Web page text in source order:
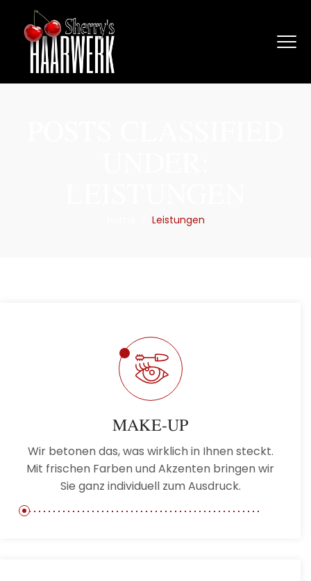
Leistungen
MAKE-UP
Wir betonen das, was wirklich in Ihnen steckt.
Mit frischen Farben und Akzenten bringen wir
Sie ganz individuell zum Ausdruck.